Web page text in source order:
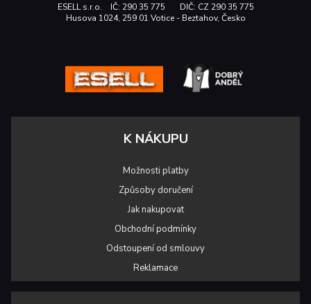
ESELL s.r.o. IČ: 290 35 775 DIČ: CZ 290 35 775
Husova 1024, 259 01 Votice - Beztahov, Česko
K NÁKUPU
Možnosti platby
Způsoby doručení
Jak nakupovat
Obchodní podmínky
Odstoupení od smlouvy
Reklamace